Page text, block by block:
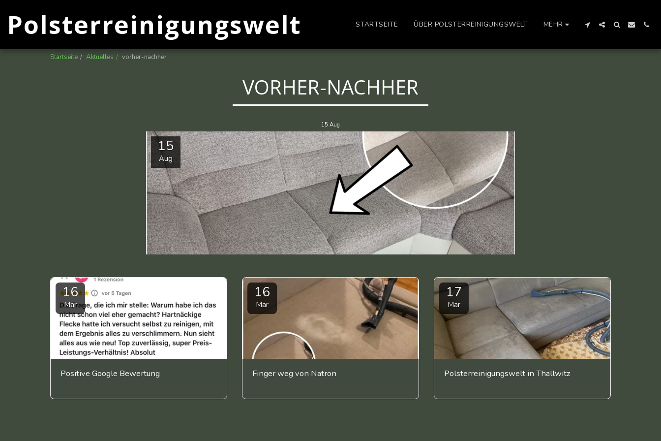
Polsterreinigungswelt STARTSEITE ÜBER POLSTERREINIGUNGSWELT MEHR
Startseite Aktuelles vorher-nachher
VORHER-NACHHER
15 Aug
15
Aug
16
Mar
Positive Google Bewertung
16
Mar
Finger weg von Natron
17
Mar
Polsterreinigungswelt in Thallwitz